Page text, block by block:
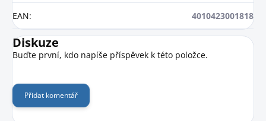
EAN: 4010423001818
Diskuze
Buďte první, kdo napíše příspěvek k této položce.
Přidat komentář